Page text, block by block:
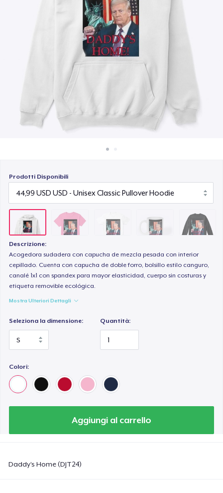
Vendi ovunque
Vendi qualsiasi cosa
Prodotti Disponibili
Descrizione:
Acogedora sudadera con capucha de mezcla pesada con interior
cepillado. Cuenta con capucha de doble forro, bolsillo estilo canguro,
canalé 1x1 con spandex para mayor elasticidad, cuerpo sin costuras y
etiqueta removible ecológica.
Mostra Ulteriori Dettagli
Seleziona la dimensione: Quantità:
Colori:
Aggiungi al carrello
Daddy’s Home (DJT24)
Unisex Classic Crewneck Sweatshirt
39,99 USD